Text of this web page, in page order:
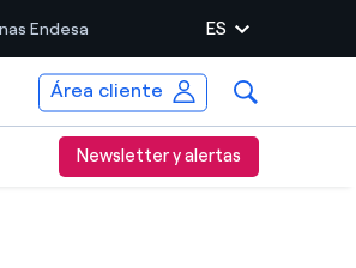
Endesa ES
Área cliente
Newsletter y alertas